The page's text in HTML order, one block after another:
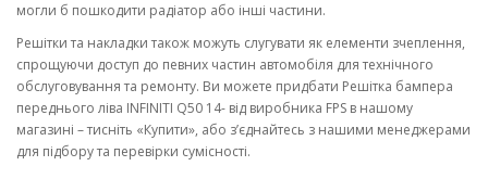
могли б пошкодити радіатор або інші частини.
Решітки та накладки також можуть слугувати як елементи зчеплення,
спрощуючи доступ до певних частин автомобіля для технічного
обслуговування та ремонту. Ви можете придбати Решітка бампера
переднього ліва INFINITI Q50 14- від виробника FPS в нашому
магазині – тисніть «Купити», або з’єднайтесь з нашими менеджерами
для підбору та перевірки сумісності.